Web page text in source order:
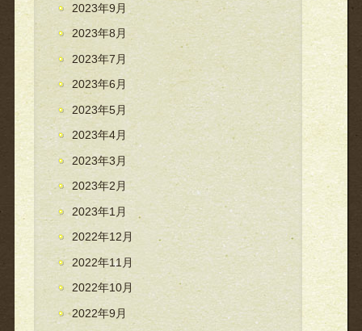
2023年9月
2023年8月
2023年7月
2023年6月
2023年5月
2023年4月
2023年3月
2023年2月
2023年1月
2022年12月
2022年11月
2022年10月
2022年9月